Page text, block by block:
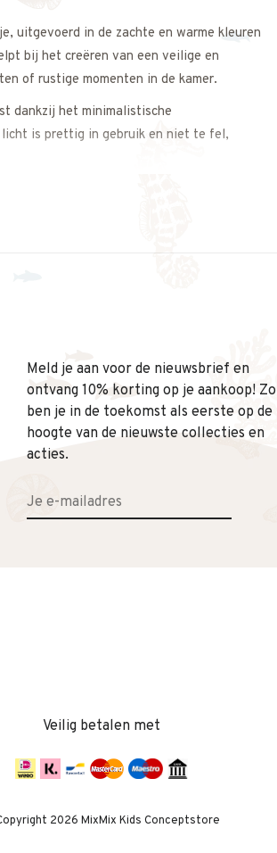
uitgevoerd in de zachte en warme kleuren
bij het creëren van een veilige en
of rustige momenten in de kamer.
dankzij het minimalistische
licht is prettig in gebruik en niet te fel,
Meld je aan voor de nieuwsbrief en
ontvang 10% korting op je aankoop! Zo
ben je in de toekomst als eerste op de
hoogte van de nieuwste collecties en
acties.
Veilig betalen met
2026 MixMix Kids Conceptstore